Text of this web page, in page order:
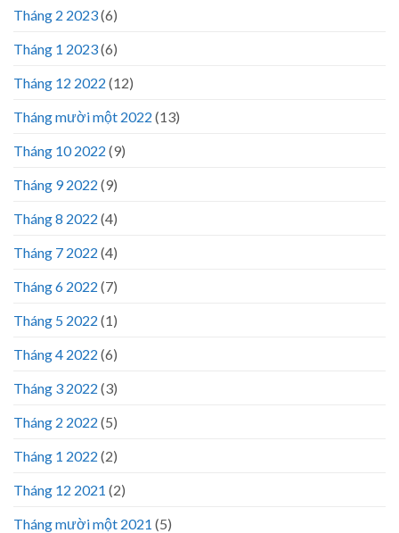
Tháng 2 2023(6)
Tháng 1 2023(6)
Tháng 12 2022 (12)
Tháng mười một 2022 (13)
Tháng 10 2022 (9)
Tháng 9 2022 (9)
Tháng 8 2022 (4)
Tháng 7 2022 (4)
Tháng 6 2022 (7)
Tháng 5 2022 (1)
Tháng 4 2022 (6)
Tháng 3 2022 (3)
Tháng 2 2022 (5)
Tháng 1 2022 (2)
Tháng 12 2021 (2)
Tháng mười một 2021 (5)